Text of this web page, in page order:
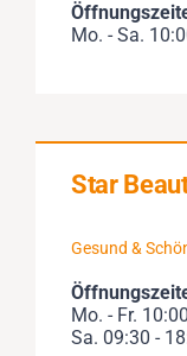
Mo. - Sa.
Star
Gesund &
Mo. - Fr.
Sa. 09:30 -